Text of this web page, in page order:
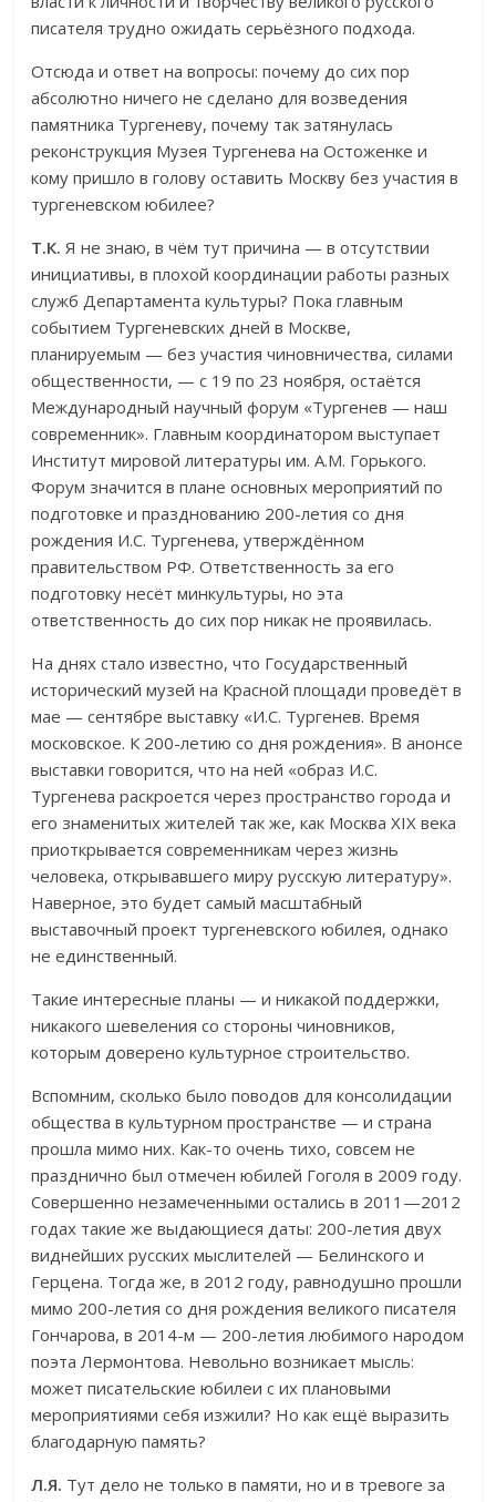
писателя трудно ожидать серьёзного подхода.
Отсюда и ответ на вопросы: почему до сих пор
абсолютно ничего не сделано для возведения
памятника Тургеневу, почему так затянулась
реконструкция Музея Тургенева на Остоженке и
кому пришло в голову оставить Москву без участия в
тургеневском юбилее?
Т.К.Я не знаю, в чём тут причина — в отсутствии
инициативы, в плохой координации работы разных
служб Департамента культуры? Пока главным
событием Тургеневских дней в Москве,
планируемым — без участия чиновничества, силами
общественности, — с 19 по 23 ноября, остаётся
Международный научный форум «Тургенев — наш
современник». Главным координатором выступает
Институт мировой литературы им. А.М. Горького.
Форум значится в плане основных мероприятий по
подготовке и празднованию 200-летия со дня
рождения И.С. Тургенева, утверждённом
правительством РФ. Ответственность за его
подготовку несёт минкультуры, но эта
ответственность до сих пор никак не проявилась.
На днях стало известно, что Государственный
исторический музей на Красной площади проведёт в
мае — сентябре выставку «И.С. Тургенев. Время
московское. К 200-летию со дня рождения». В анонсе
выставки говорится, что на ней «образ И.С.
Тургенева раскроется через пространство города и
его знаменитых жителей так же, как Москва XIX века
приоткрывается современникам через жизнь
человека, открывавшего миру русскую литературу».
Наверное, это будет самый масштабный
выставочный проект тургеневского юбилея, однако
не единственный.
Такие интересные планы — и никакой поддержки,
никакого шевеления со стороны чиновников,
которым доверено культурное строительство.
Вспомним, сколько было поводов для консолидации
общества в культурном пространстве — и страна
прошла мимо них. Как-то очень тихо, совсем не
празднично был отмечен юбилей Гоголя в 2009 году.
Совершенно незамеченными остались в 2011—2012
годах такие же выдающиеся даты: 200-летия двух
виднейших русских мыслителей — Белинского и
Герцена. Тогда же, в 2012 году, равнодушно прошли
мимо 200-летия со дня рождения великого писателя
Гончарова, в 2014-м — 200-летия любимого народом
поэта Лермонтова. Невольно возникает мысль:
может писательские юбилеи с их плановыми
мероприятиями себя изжили? Но как ещё выразить
благодарную память?
Л.Я. Тут дело не только в памяти, но и в тревоге за